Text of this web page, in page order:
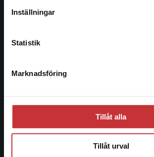
Inställningar
Statistik
Marknadsföring
Tillåt alla
Tillåt urval
Kontakta oss
046-31 20 00
Box 141
Åkergränden 1
226 60 Lund